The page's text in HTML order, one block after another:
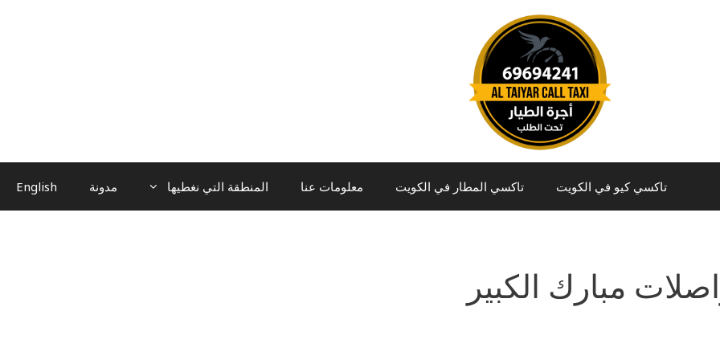
تاكسي كيو في الكويت تاكسي المطار في الكويت معلومات عنا المنطقة التي نغطيها مدونة English
مبارك الكبير